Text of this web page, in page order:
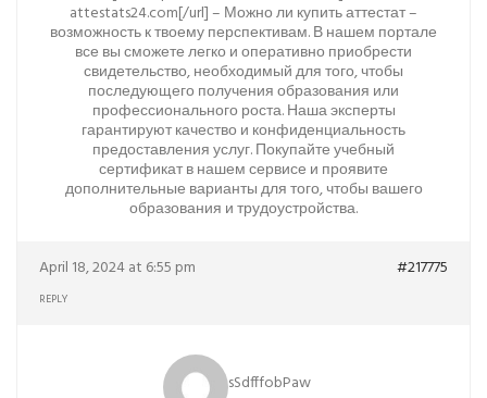
attestats24.com[/url] – Можно ли купить аттестат –
возможность к твоему перспективам. В нашем портале
все вы сможете легко и оперативно приобрести
свидетельство, необходимый для того, чтобы
последующего получения образования или
профессионального роста. Наша эксперты
гарантируют качество и конфиденциальность
предоставления услуг. Покупайте учебный
сертификат в нашем сервисе и проявите
дополнительные варианты для того, чтобы вашего
образования и трудоустройства.
April 18, 2024 at 6:55 pm #217775
REPLY
sSdfffobPaw